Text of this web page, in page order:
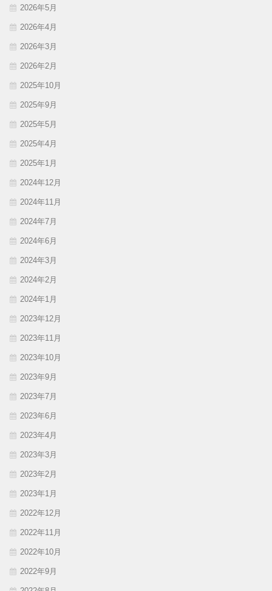
2026年5月
2026年4月
2026年3月
2026年2月
2025年10月
2025年9月
2025年5月
2025年4月
2025年1月
2024年12月
2024年11月
2024年7月
2024年6月
2024年3月
2024年2月
2024年1月
2023年12月
2023年11月
2023年10月
2023年9月
2023年7月
2023年6月
2023年4月
2023年3月
2023年2月
2023年1月
2022年12月
2022年11月
2022年10月
2022年9月